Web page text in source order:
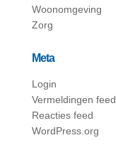
Woonomgeving
Zorg
Meta
Login
Vermeldingen feed
Reacties feed
WordPress.org